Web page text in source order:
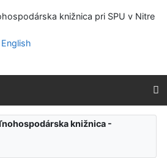
English
knižnica -